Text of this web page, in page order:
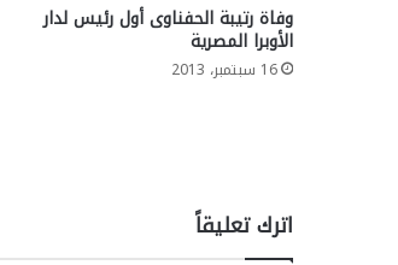
وفاة رتيبة الحفناوى أول رئيس لدار
الأوبرا المصرية
16 سبتمبر، 2013
اترك تعليقاً